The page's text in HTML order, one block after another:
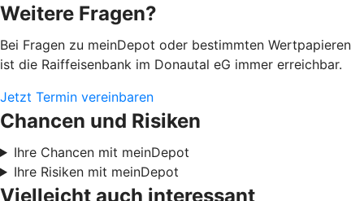
Weitere Fragen?
Bei Fragen zu meinDepot oder bestimmten Wertpapieren
ist die Raiffeisenbank im Donautal eG immer erreichbar.
Jetzt Termin vereinbaren
Chancen und Risiken
Ihre Chancen mit meinDepot
Ihre Risiken mit meinDepot
Vielleicht auch interessant